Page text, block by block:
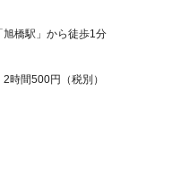
旭橋駅」から徒歩1分
時間500円（税別）